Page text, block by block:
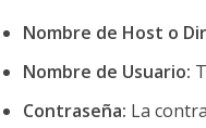
Nombre de Host o
Nombre de Usuario:
Contraseña: La